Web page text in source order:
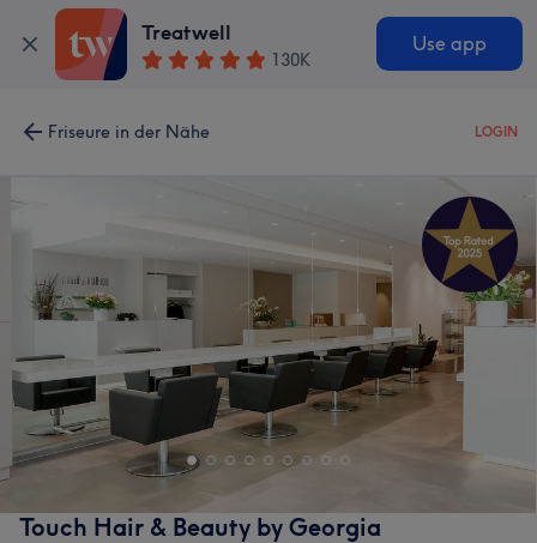
Treatwell
130K
Use app
Friseure in der Nähe LOGIN
Touch Hair & Beauty by Georgia